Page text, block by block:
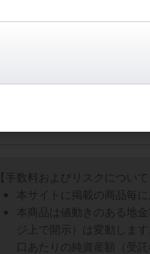
【手数料およびリスクについて
本サイトに掲載の商品毎
本商品は値動きのある地
ジ上で開示）は変動しま
口あたりの純資産額（受